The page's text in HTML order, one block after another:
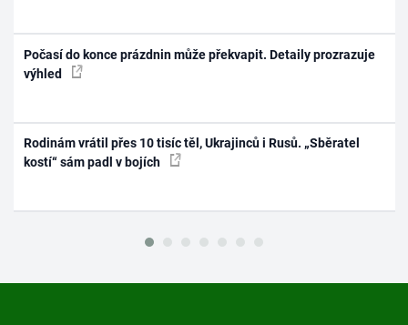
Počasí do konce prázdnin může překvapit. Detaily prozrazuje
výhled
Rodinám vrátil přes 10 tisíc těl, Ukrajinců i Rusů. „Sběratel
kostí“ sám padl v bojích